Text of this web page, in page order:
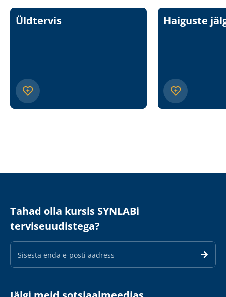
Üldtervis Haiguste
Tahad olla kursis SYNLABi
terviseuudistega?
E-
maili
aadress